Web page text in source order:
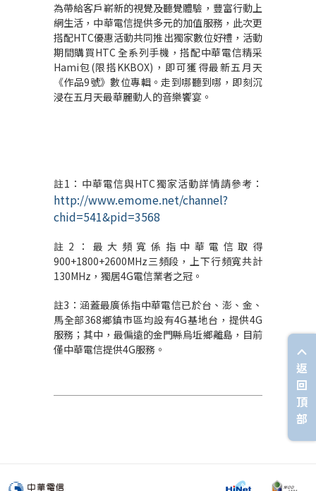
為帶給客戶嶄新的視覺及聽覺體驗，豐富行動上
網生活，中華電信提供多元的加值服務，此次更
搭配HTC優惠活動共同推出獨家數位好禮，活動
期間購買HTC 全系列手機，搭配中華電信精采
Hami包(限搭KKBOX)，即可獲得最新五月天
《作品9號》數位專輯。走到哪聽到哪，即刻沉
浸在五月天最華麗動人的音樂饗宴。
註1：中華電信與HTC獨家活動詳情請參考：
http://www.emome.net/channel?
chid=541&pid=3568
註2：最大頻寬係指中華電信取得
900+1800+2600MHz三頻段，上下行頻寬共計
130MHz，獨居4G電信業者之冠。
註3：涵蓋最廣係指中華電信已於台、澎、金、
馬全部368鄉鎮市區均設有4G基地台，提供4G
服務；其中，最偏遠的金門縣烏坵鄉離島，目前
僅中華電信提供4G服務。
返
回
頂
部